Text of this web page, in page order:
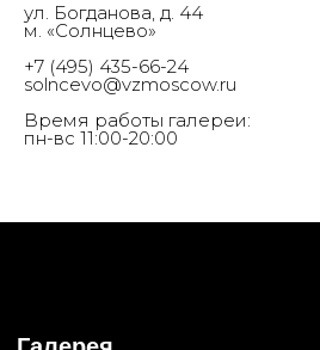
ул. Богданова, д. 44
м. «Солнцево»
+7 (495) 435-66-24
solncevo@vzmoscow.ru
Время работы галереи:
пн-вс 11:00-20:00